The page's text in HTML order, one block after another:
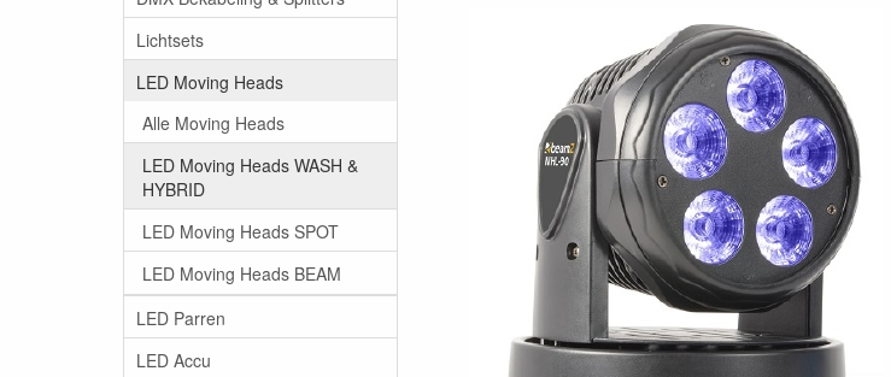
Lichtsets
LED Moving Heads
Alle Moving Heads
LED Moving Heads WASH &
HYBRID
LED Moving Heads SPOT
LED Moving Heads BEAM
LED Parren
LED Accu